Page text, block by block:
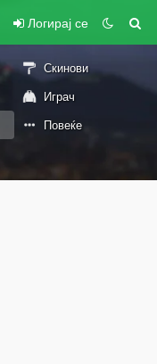
Логирај се
Скинови
Играч
Повеќе